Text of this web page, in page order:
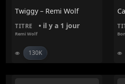
Twiggy – Remi Wolf
TITRE • il y a 1 jour
Remi Wolf
130K